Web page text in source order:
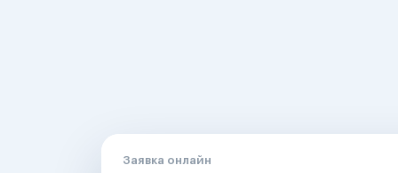
Заявка онлайн